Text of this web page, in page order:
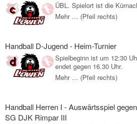
ÜBL. Spielort ist die
Mehr … (Pfeil rechts)
Handball D-Jugend - Heim-Turnier
Spielbeginn ist um 12:30
endet gegen 16.30 Uhr.
Mehr … (Pfeil rechts)
Handball Herren I - Auswärtsspiel
SG DJK Rimpar III